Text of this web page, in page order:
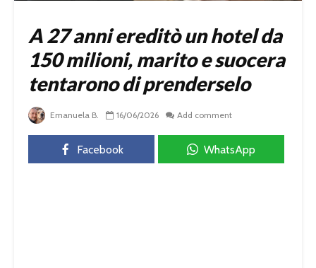
A 27 anni ereditò un hotel da
150 milioni, marito e suocera
tentarono di prenderselo
Emanuela B. 16/06/2026 Add comment
Facebook WhatsApp